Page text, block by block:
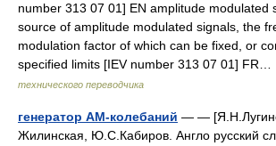
number 313 07 01] EN amplitude modulated
source of amplitude modulated signals, the
modulation factor of which can be fixed, or
specified limits [IEV number 313 07 01]
технического переводчика
генератор АМ-колебаний — —
Жилинская, Ю.С.Кабиров. Англо русский